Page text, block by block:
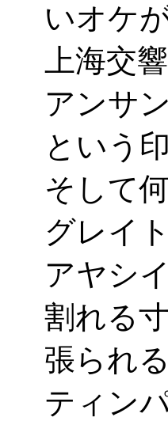
いオケ
上海交
アンサ
という
そして
グレイ
アヤシ
割れる
張られ
ティン